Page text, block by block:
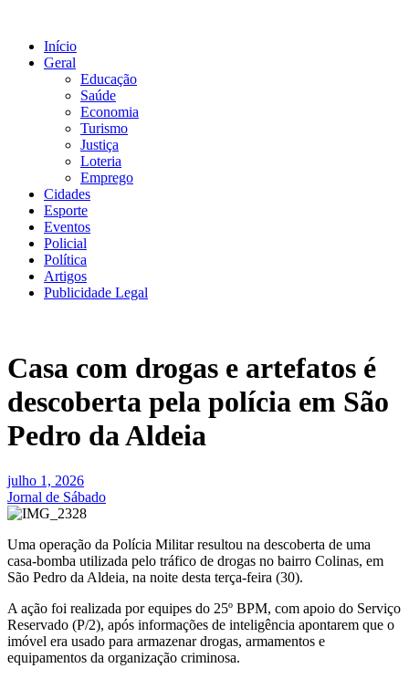
conteúdo
Início
Geral
Educação
Saúde
Economia
Turismo
Justiça
Loteria
Emprego
Cidades
Esporte
Eventos
Policial
Política
Artigos
Publicidade Legal
Casa com drogas e artefatos é
descoberta pela polícia em São
Pedro da Aldeia
julho 1, 2026
Jornal de Sábado
Uma operação da Polícia Militar resultou na descoberta de uma
casa-bomba utilizada pelo tráfico de drogas no bairro Colinas, em
São Pedro da Aldeia, na noite desta terça-feira (30).
A ação foi realizada por equipes do 25º BPM, com apoio do Serviço
Reservado (P/2), após informações de inteligência apontarem que o
imóvel era usado para armazenar drogas, armamentos e
equipamentos da organização criminosa.